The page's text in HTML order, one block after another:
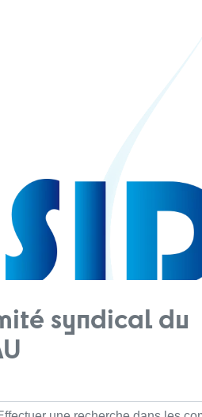
syndical du
de: